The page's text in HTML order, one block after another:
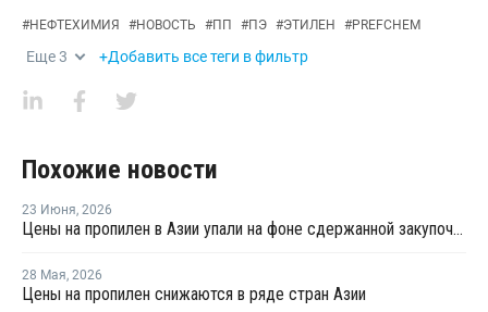
#НЕФТЕХИМИЯ #НОВОСТЬ #ПП #ПЭ #ЭТИЛЕН #PREFCHEM
Еще3 +Добавить все теги в фильтр
Похожие новости
23 Июня, 2026
Цены на пропилен в Азии упали на фоне сдержанной закупочной активности
28 Мая, 2026
Цены на пропилен снижаются в ряде стран Азии